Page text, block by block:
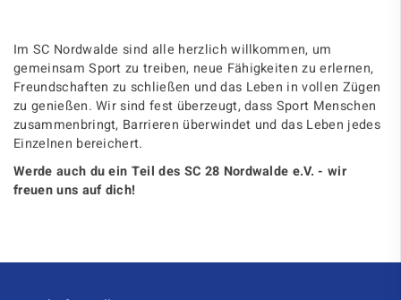
Im SC Nordwalde sind alle herzlich willkommen, um
gemeinsam Sport zu treiben, neue Fähigkeiten zu erlernen,
Freundschaften zu schließen und das Leben in vollen Zügen
zu genießen. Wir sind fest überzeugt, dass Sport Menschen
zusammenbringt, Barrieren überwindet und das Leben jedes
Einzelnen bereichert.
Werde auch du ein Teil des SC 28 Nordwalde e.V. - wir
freuen uns auf dich!